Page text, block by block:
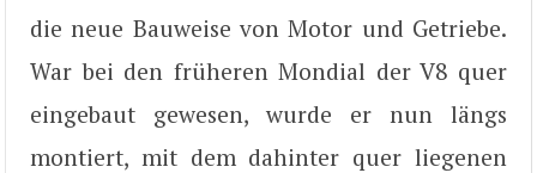
die neue Bauweise von Motor und Getriebe.
War bei den früheren Mondial der V8 quer
eingebaut gewesen, wurde er nun längs
montiert, mit dem dahinter quer liegenen